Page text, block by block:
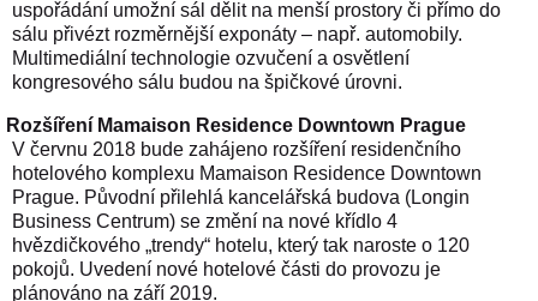
uspořádání umožní sál dělit na menší prostory či přímo do
sálu přivézt rozměrnější exponáty – např. automobily.
Multimediální technologie ozvučení a osvětlení
kongresového sálu budou na špičkové úrovni.
Rozšíření Mamaison Residence Downtown Prague
V červnu 2018 bude zahájeno rozšíření residenčního
hotelového komplexu Mamaison Residence Downtown
Prague. Původní přilehlá kancelářská budova (Longin
Business Centrum) se změní na nové křídlo 4
hvězdičkového „trendy“ hotelu, který tak naroste o 120
pokojů. Uvedení nové hotelové části do provozu je
plánováno na září 2019.